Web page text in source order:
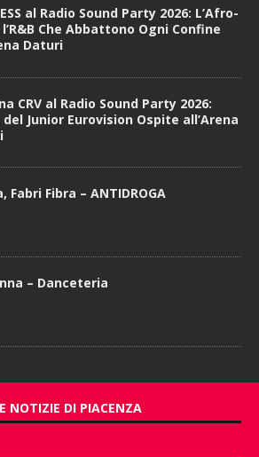
al Radio Sound Party 2026: L’Afro-
l’R&B Che Abbattono Ogni Confine
Daturi
CRV al Radio Sound Party 2026:
Junior Eurovision Ospite all’Arena
Fabri Fibra – ANTIDROGA
– Danceteria
NOTIZIE DI PIACENZA